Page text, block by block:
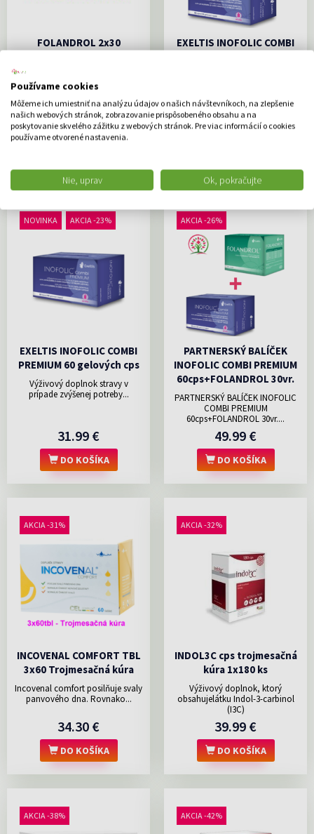
Používame cookies
Môžeme ich umiestniť na analýzu údajov o našich návštevníkoch, na zlepšenie
našich webových stránok, zobrazovanie prispôsobeného obsahu a na
poskytovanie skvelého zážitku z webových stránok. Pre viac informácií o cookies
používame otvorené nastavenia.
Nie, uprav Ok, pokračujte
FOLANDROL 2x30
Výživový doplnok určený mužom
v období plánovaného...
36.29 €
EXELTIS INOFOLIC COMBI
Výživový doplnok stravy v
prípade zvýšenej potreby...
62.99 €
NOVINKA AKCIA -23%
EXELTIS INOFOLIC COMBI
PREMIUM 60 gelových cps
Výživový doplnok stravy v
prípade zvýšenej potreby...
31.99 €
DO KOŠÍKA
AKCIA -26%
PARTNERSKÝ BALÍČEK
INOFOLIC COMBI PREMIUM
60cps+FOLANDROL 30vr.
PARTNERSKÝ BALÍČEK INOFOLIC
COMBI PREMIUM
60cps+FOLANDROL 30vr....
49.99 €
DO KOŠÍKA
AKCIA -31%
INCOVENAL COMFORT TBL
3x60 Trojmesačná kúra
Incovenal comfort posilňuje svaly
panvového dna. Rovnako...
34.30 €
DO KOŠÍKA
AKCIA -32%
INDOL3C cps trojmesačná
kúra 1x180 ks
Výživový doplnok, ktorý
obsahujelátku Indol-3-carbinol
(I3C)
39.99 €
DO KOŠÍKA
AKCIA -38% AKCIA -42%